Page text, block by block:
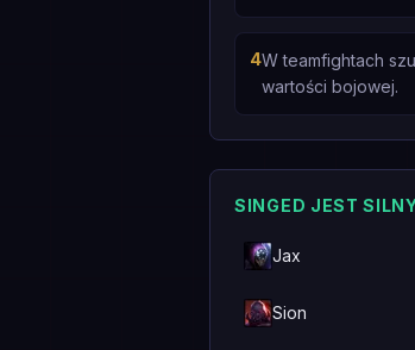
4W teamfightach
wartości bojowej.
SINGED JEST
Jax
Sion